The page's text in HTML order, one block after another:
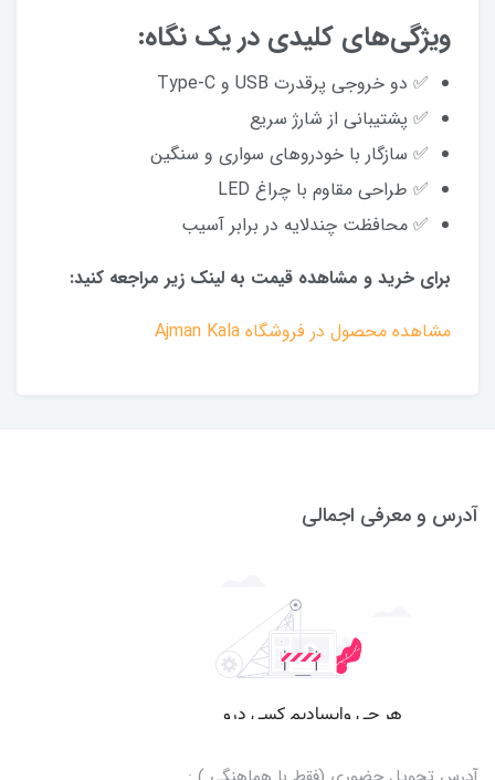
ویژگی‌های کلیدی در یک نگاه:
✅ دو خروجی پرقدرت USB و Type-C
✅ پشتیبانی از شارژ سریع
✅ سازگار با خودروهای سواری و سنگین
✅ طراحی مقاوم با چراغ LED
✅ محافظت چند‌لایه در برابر آسیب
برای خرید و مشاهده قیمت به لینک زیر مراجعه کنید:
مشاهده محصول در فروشگاه Ajman Kala
آدرس و معرفی اجمالی